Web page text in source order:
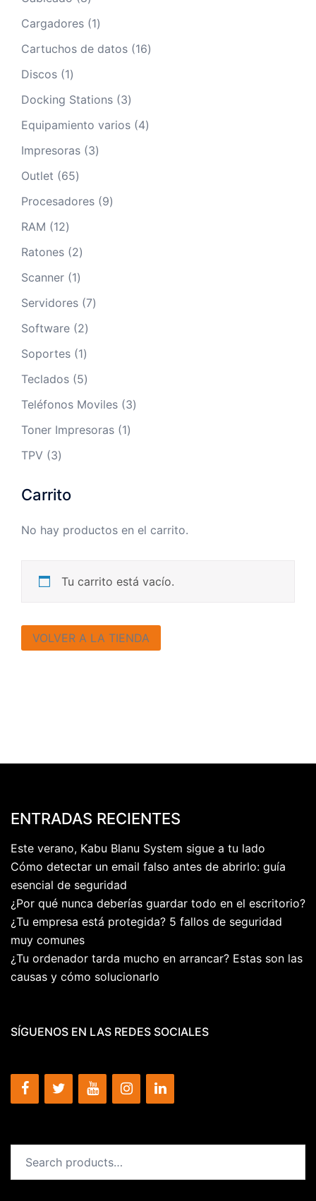
productos
Cargadores 11
producto
Cartuchos de datos 1616
Discos 11
producto
Docking Stations 33
productos
Equipamiento varios 44
Impresoras 33
Outlet 6565
productos
Procesadores 99
RAM 1212
productos
Ratones 22
productos
Scanner 11
producto
Servidores 77
Software 22
productos
Soportes 11
producto
Teclados 55
productos
Teléfonos Moviles 33
Toner Impresoras 11
TPV 33
Carrito
No hay productos en el carrito.
Tu carrito está vacío.
VOLVER A LA TIENDA
ENTRADAS RECIENTES
Este verano, Kabu Blanu System sigue a tu lado
Cómo detectar un email falso antes de abrirlo: guía
esencial de seguridad
¿Por qué nunca deberías guardar todo en el escritorio?
¿Tu empresa está protegida? 5 fallos de seguridad
muy comunes
¿Tu ordenador tarda mucho en arrancar? Estas son las
causas y cómo solucionarlo
SÍGUENOS EN LAS REDES SOCIALES
for: